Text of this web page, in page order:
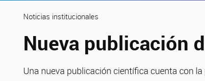
Noticias institucionales
Nueva publicación
Una nueva publicación científica cuenta con